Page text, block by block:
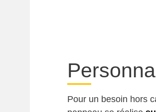
Pour un besoin hors